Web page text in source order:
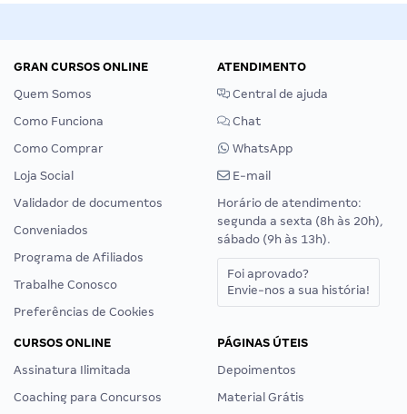
GRAN CURSOS ONLINE
Quem Somos
Como Funciona
Como Comprar
Loja Social
Validador de documentos
Conveniados
Programa de Afiliados
Trabalhe Conosco
Preferências de Cookies
ATENDIMENTO
Central de ajuda
Chat
WhatsApp
E-mail
Horário de atendimento:
segunda a sexta (8h às 20h),
sábado (9h às 13h).
Foi aprovado?
Envie-nos a sua história!
CURSOS ONLINE
Assinatura Ilimitada
Coaching para Concursos
PÁGINAS ÚTEIS
Depoimentos
Material Grátis